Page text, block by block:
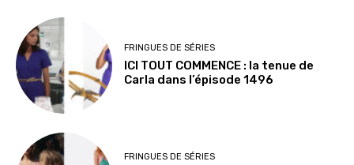
FRINGUES DE SÉRIES
ICI TOUT COMMENCE : la tenue de
Carla dans l’épisode 1496
FRINGUES DE SÉRIES